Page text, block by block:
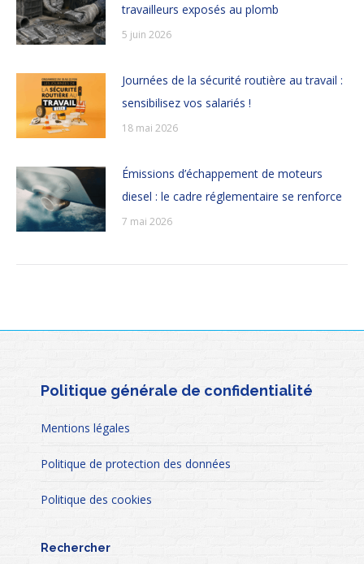
travailleurs exposés au plomb
5 juin 2026
Journées de la sécurité routière au travail :
sensibilisez vos salariés !
18 mai 2026
Émissions d’échappement de moteurs
diesel : le cadre réglementaire se renforce
7 mai 2026
Politique générale de confidentialité
Mentions légales
Politique de protection des données
Politique des cookies
Rechercher